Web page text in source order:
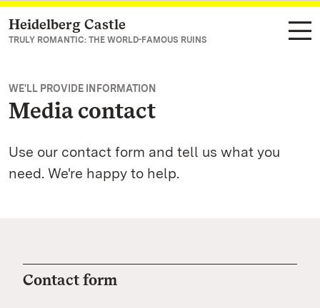
Navigate to main page
Heidelberg Castle
TRULY ROMANTIC: THE WORLD-FAMOUS RUINS
WE'LL PROVIDE INFORMATION
Media contact
Use our contact form and tell us what you
need. We're happy to help.
Contact form